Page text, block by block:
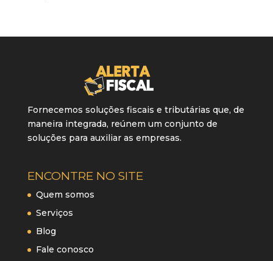
Fornecemos soluções fiscais e tributárias que, de
maneira integrada, reúnem um conjunto de
soluções para auxiliar as empresas.
ENCONTRE NO SITE
Quem somos
Serviços
Blog
Fale conosco